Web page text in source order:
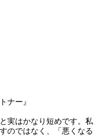
ナー』
実はかなり短めです。私
のではなく、「悪くなる